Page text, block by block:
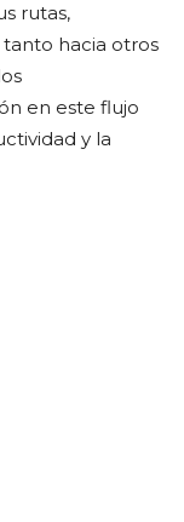
rutas,
hacia otros
en este flujo
y la